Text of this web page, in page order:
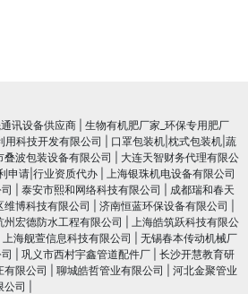
讯设备供应商
生物有机肥厂家_环保专用肥厂
科技开发有限公司
口罩包装机|枕式包装机|蔬
波包装设备有限公司
大连天智财务代理有限公
申请|行业资质代办
上海银珠机电设备有限公司
泰安市熙和网络科技有限公司
成都瑞和春天
博科技有限公司 济南恒蓝环保设备有限公司
州宏德防水工程有限公司
上海皓筑跃科技有限公
上海舰萱信息科技有限公司
无锡春本传动机械厂
巩义市西村宇鑫管道配件厂
长沙开慧教育研
有限公司 聊城皓哲管业有限公司
河北金聚管业
公司